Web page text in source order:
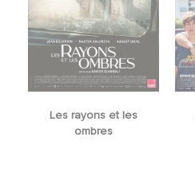
Les rayons et les
ombres